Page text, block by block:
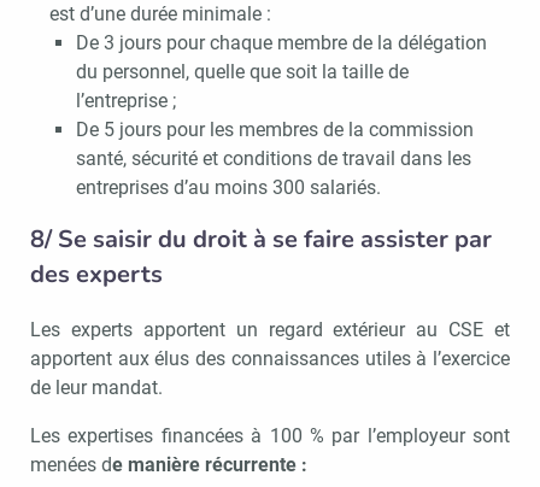
est d’une durée minimale :
De 3 jours pour chaque membre de la délégation
du personnel, quelle que soit la taille de
l’entreprise ;
De 5 jours pour les membres de la commission
santé, sécurité et conditions de travail dans les
entreprises d’au moins 300 salariés.
8/ Se saisir du droit à se faire assister par
des experts
Les experts apportent un regard extérieur au CSE et
apportent aux élus des connaissances utiles à l’exercice
de leur mandat.
Les expertises financées à 100 % par l’employeur sont
menées de manière récurrente :